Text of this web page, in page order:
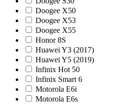
Doogee X50
Doogee X53
Doogee X55
Honor 8S
Huawei Y3 (2017)
Huawei Y5 (2019)
Infinix Hot 50
Infinix Smart 6
Motorola E6i
Motorola E6s